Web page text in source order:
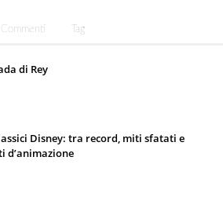
Commenti Tag
di Rey
Disney: tra record, miti sfatati e
d’animazione